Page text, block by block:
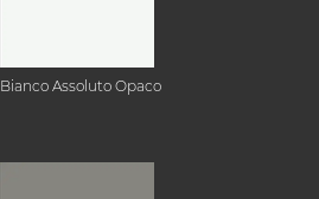
Bianco Assoluto Opaco